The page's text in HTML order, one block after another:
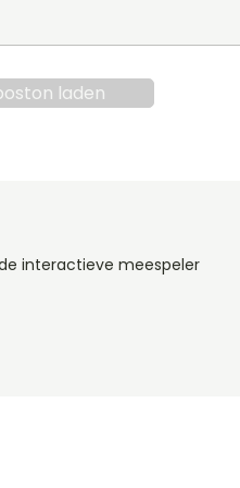
laden
interactieve meespeler